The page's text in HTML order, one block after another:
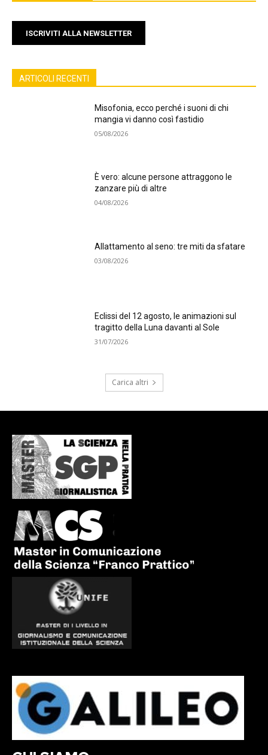
ISCRIVITI ALLA NEWSLETTER
ARTICOLI RECENTI
Misofonia, ecco perché i suoni di chi
mangia vi danno così fastidio
05/08/2026
È vero: alcune persone attraggono le
zanzare più di altre
04/08/2026
Allattamento al seno: tre miti da sfatare
03/08/2026
Eclissi del 12 agosto, le animazioni sul
tragitto della Luna davanti al Sole
31/07/2026
Carica altri